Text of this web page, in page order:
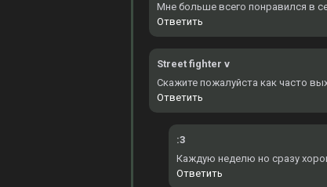
Мне больше всего понравился в
Ответить
Street fighter v
Скажите пожалуйста как часто
Ответить
:3
Каждую неделю но сразу
Ответить